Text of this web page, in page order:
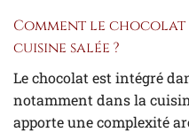
Comment le
cuisine salée ?
Le chocolat est intégré
notamment dans la
apporte une complexité